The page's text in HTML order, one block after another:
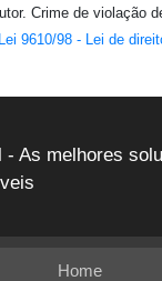
Crime de violação
Lei 9610/98 - Lei de
- As melhores
Home